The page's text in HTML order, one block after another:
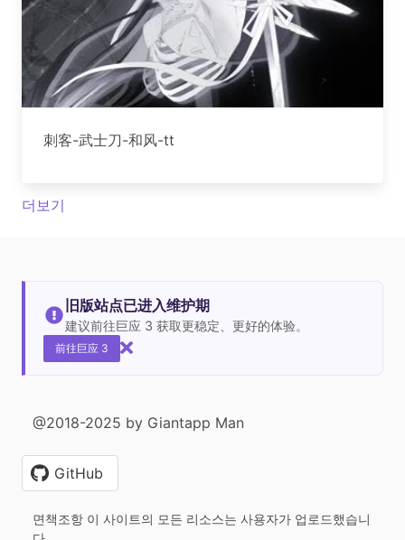
刺客-武士刀-和风-tt
더보기
旧版站点已进入维护期
建议前往巨应 3 获取更稳定、更好的体验。
前往巨应 3
@2018-2025 by Giantapp Man
GitHub
면책조항 이 사이트의 모든 리소스는 사용자가 업로드했습니